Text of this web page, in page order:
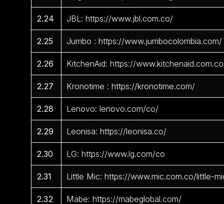
2.24 JBL: https://www.jbl.com.co/
2.25 Jumbo : https://www.jumbocolombia.com/
2.26 KitchenAid: https://
2.27 Kronotime : https://kronotime.com/
2.28 Lenovo: lenovo.com/co/
2.29 Leonisa: https://leonisa.co/
2.30 LG: https://www.lg.com/co
2.31 Little Mic: https://www.mic.com.co/little-
2.32 Mabe: https://mabeglobal.com/